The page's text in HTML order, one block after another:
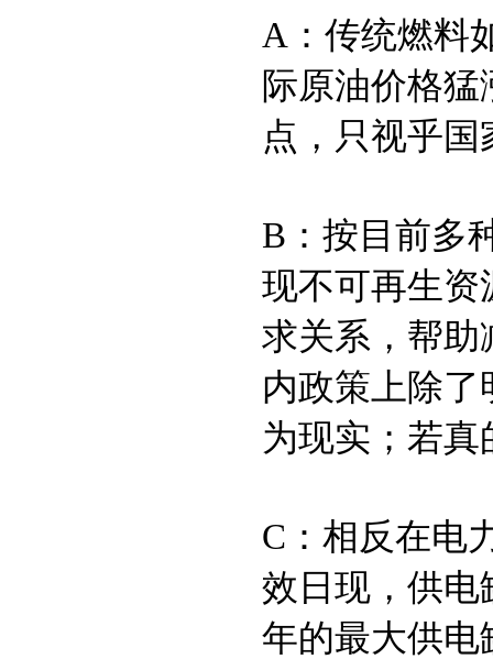
A：传统燃料
际原油价格
点，只视乎
B：按目前多
现不可再生资
求关系，帮助
内政策上除
为现实；若
C：相反在电
效日现，供电
年的最大供电